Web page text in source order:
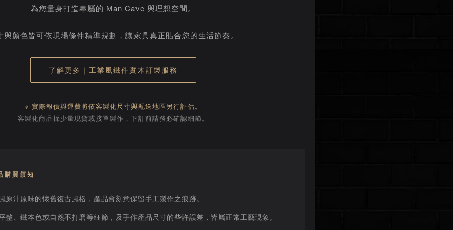
為您量身打造專屬的 Man Cave 與理想空間。
與顏色皆可依現場條件精準規劃，讓家具真正貼合您的生活節奏。
了解更多｜工業風鐵件實木訂製服務
※ 實際報價與運費將依客製化尺寸與配送地區另行評估。
客製化商品採少量現貨或接單製作，下訂前請務必確認細節。
買須知
原汁原味的懷舊復古風格，產品會刻意保留手工製作之痕跡。
整、鐵本色或自然不打磨等細節，及手作產品尺寸的些許誤差，皆屬正常工藝現象。